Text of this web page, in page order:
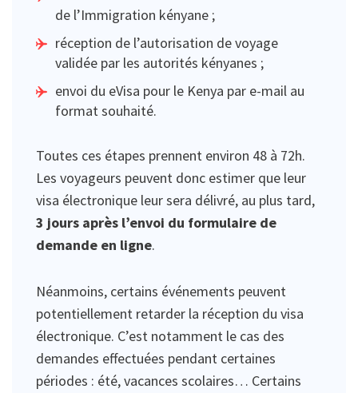
de l’Immigration kényane ;
réception de l’autorisation de voyage
validée par les autorités kényanes ;
envoi du eVisa pour le Kenya par e-mail au
format souhaité.
Toutes ces étapes prennent environ 48 à 72h.
Les voyageurs peuvent donc estimer que leur
visa électronique leur sera délivré, au plus tard,
3 jours après l’envoi du formulaire de
demande en ligne.
Néanmoins, certains événements peuvent
potentiellement retarder la réception du visa
électronique. C’est notamment le cas des
demandes effectuées pendant certaines
périodes : été, vacances scolaires… Certains